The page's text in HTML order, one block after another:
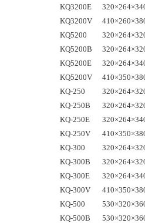
KQ3200E
KQ3200V
KQ5200
KQ5200B
KQ5200E
KQ5200V
KQ-250
KQ-250B
KQ-250E
KQ-250V
KQ-300
KQ-300B
KQ-300E
KQ-300V
KQ-500
KQ-500B